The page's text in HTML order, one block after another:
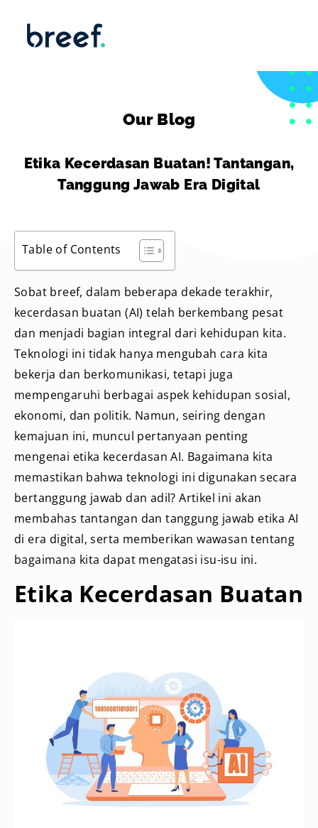
Our Blog
Etika Kecerdasan Buatan! Tantangan,
Tanggung Jawab Era Digital
Table of Contents
Sobat breef, dalam beberapa dekade terakhir,
kecerdasan buatan (AI) telah berkembang pesat
dan menjadi bagian integral dari kehidupan kita.
Teknologi ini tidak hanya mengubah cara kita
bekerja dan berkomunikasi, tetapi juga
mempengaruhi berbagai aspek kehidupan sosial,
ekonomi, dan politik. Namun, seiring dengan
kemajuan ini, muncul pertanyaan penting
mengenai etika kecerdasan AI. Bagaimana kita
memastikan bahwa teknologi ini digunakan secara
bertanggung jawab dan adil? Artikel ini akan
membahas tantangan dan tanggung jawab etika AI
di era digital, serta memberikan wawasan tentang
bagaimana kita dapat mengatasi isu-isu ini.
Etika Kecerdasan Buatan